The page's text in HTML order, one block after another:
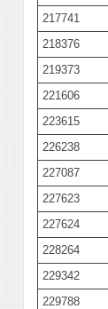
217741
218376
219373
221606
223615
226238
227087
227623
227624
228264
229342
229788